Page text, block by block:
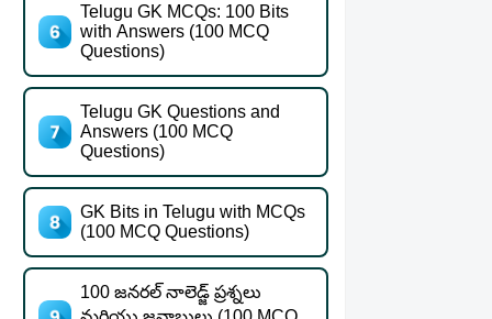
Telugu GK MCQs: 100 Bits
with Answers (100 MCQ
Questions)
Telugu GK Questions and
Answers (100 MCQ
Questions)
GK Bits in Telugu with MCQs
(100 MCQ Questions)
100 జనరల్ నాలెడ్జ్ ప్రశ్నలు